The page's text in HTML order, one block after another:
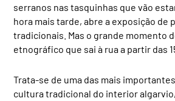
serranos nas tasquinhas que vão
hora mais tarde, abre a exposição de
tradicionais. Mas o grande momento
etnográfico que sai à rua a partir das
Trata-se de uma das mais
cultura tradicional do interior